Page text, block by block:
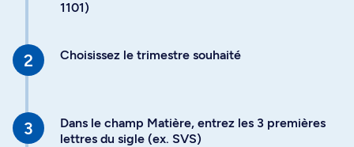
1101)
Choisissez le trimestre souhaité
Dans le champ Matière, entrez les 3 premières
lettres du sigle (ex. SVS)